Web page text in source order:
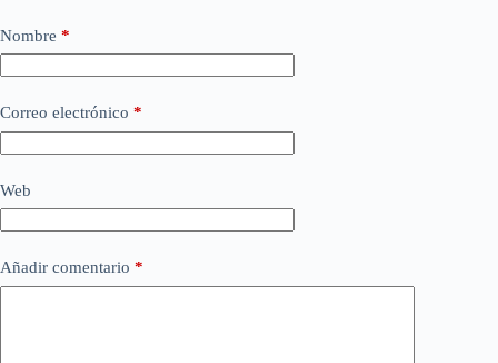
Nombre *
Correo electrónico *
Web
Añadir comentario *